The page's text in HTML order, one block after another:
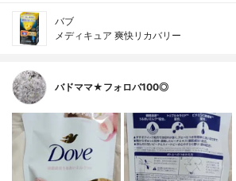
バブ
メディキュア 爽快リカバリー
バドママ★フォロバ100◎